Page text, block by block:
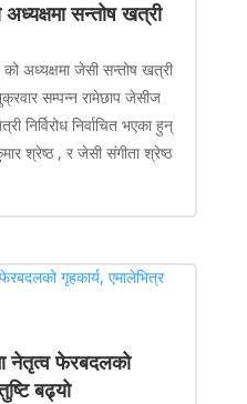
सन्तोष खत्री
अध्यक्षमा जेसी सन्तोष खत्री
सम्पन्न रामेछाप जेसीज
निर्वाचित भएका हुन्
श्रेष्ठ , र जेसी संगीता श्रेष्ठ
नेतृत्व फेरबदलको
बढ्यो